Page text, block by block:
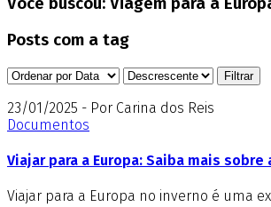
Posts com a tag
23/01/2025 - Por Carina dos Reis
Documentos
Viajar para a Europa: Saiba mais sobre
Viajar para a Europa no inverno é uma